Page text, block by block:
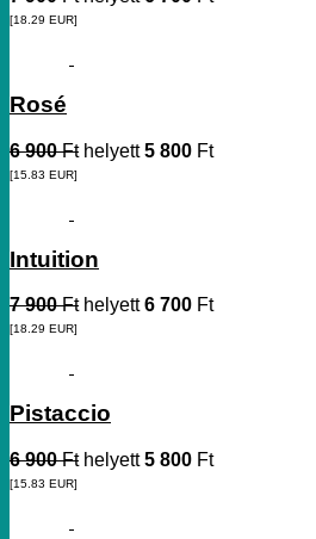
[18.29 EUR]
Rosé
6 900 Fthelyett5 800 Ft
[15.83 EUR]
Intuition
7 900 Fthelyett6 700 Ft
[18.29 EUR]
Pistaccio
6 900 Fthelyett5 800 Ft
[15.83 EUR]